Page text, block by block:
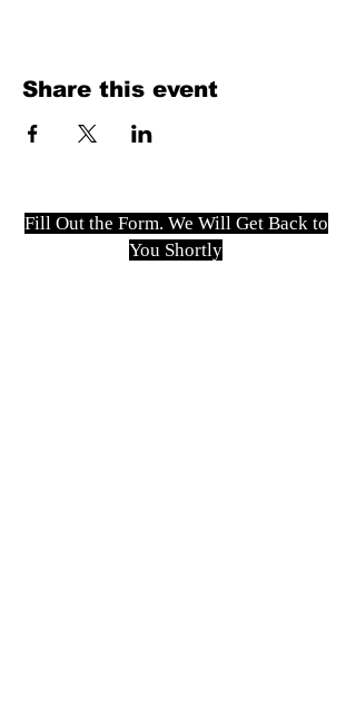
Share this event
Fill Out the Form. We Will Get Back to
You Shortly